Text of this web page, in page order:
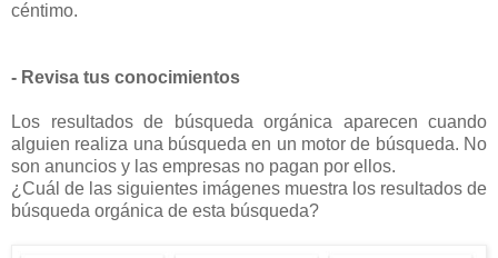
céntimo.
- Revisa tus conocimientos
Los resultados de búsqueda orgánica aparecen cuando
alguien realiza una búsqueda en un motor de búsqueda. No
son anuncios y las empresas no pagan por ellos.
¿Cuál de las siguientes imágenes muestra los resultados de
búsqueda orgánica de esta búsqueda?